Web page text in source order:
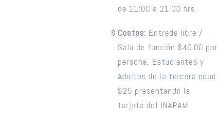
de 11:00 a 21:00 hrs.
Costos: Entrada libre /
Sala de función $40.00 por
persona, Estudiantes y
Adultos de la tercera edad
$25 presentando la
tarjeta del INAPAM